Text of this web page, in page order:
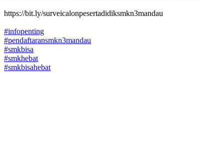
https://bit.ly/surveicalonpesertadidiksmkn3mandau
#infopenting
#pendaftaransmkn3mandau
#smkbisa
#smkhebat
#smkbisahebat